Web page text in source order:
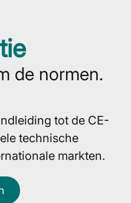
de normen.
tot de CE-
technische
markten.